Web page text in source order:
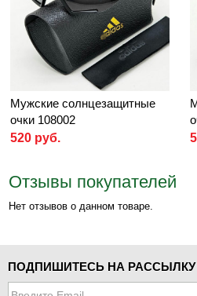
Мужские солнцезащитные
очки 108002
520 руб.
Отзывы покупателей
Нет отзывов о данном товаре.
ПОДПИШИТЕСЬ НА